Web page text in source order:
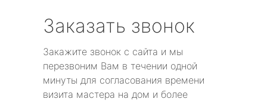
Заказать звонок
Закажите звонок с сайта и мы
перезвоним Вам в течении одной
минуты для согласования времени
визита мастера на дом и более